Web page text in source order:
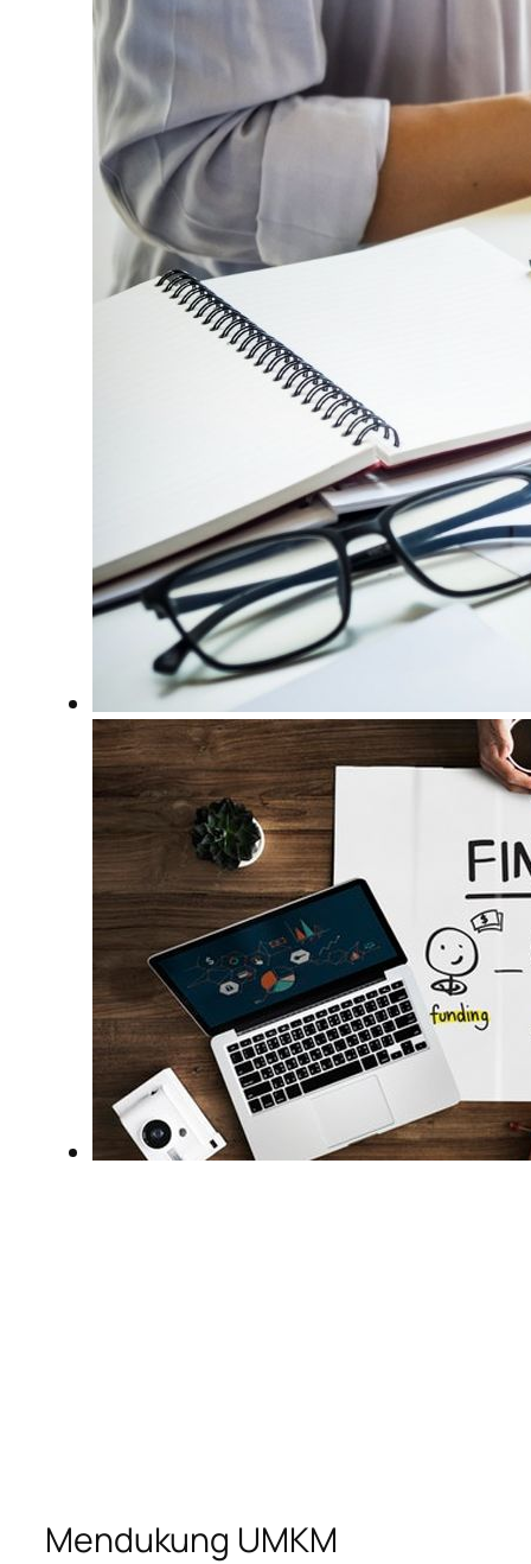
Mendukung UMKM